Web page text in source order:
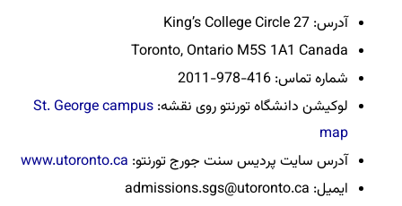
Toronto, Ontario
تورنتو روی نقشه:St. George campus
سنت جورج تورنتو:www.utoronto.ca